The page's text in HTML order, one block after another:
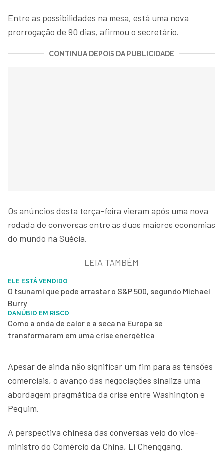
Entre as possibilidades na mesa, está uma nova
prorrogação de 90 dias, afirmou o secretário.
CONTINUA DEPOIS DA PUBLICIDADE
Os anúncios desta terça-feira vieram após uma nova
rodada de conversas entre as duas maiores economias
do mundo na Suécia.
LEIA TAMBÉM
ELE ESTÁ VENDIDO
O tsunami que pode arrastar o S&P 500, segundo Michael
Burry
DANÚBIO EM RISCO
Como a onda de calor e a seca na Europa se
transformaram em uma crise energética
Apesar de ainda não significar um fim para as tensões
comerciais, o avanço das negociações sinaliza uma
abordagem pragmática da crise entre Washington e
Pequim.
A perspectiva chinesa das conversas veio do vice-
ministro do Comércio da China, Li Chenggang.